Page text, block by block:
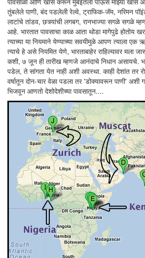
तुंबलेले पाणी, बंद पडलेली रेल्वे, ट्राफिक-जॅम, नरिमन
लाटांचे तांडव, छत्र्यांची लगबग, रानभाज्या सगळे सगळे
आहे. भारतात पावसाचा काळ आता थोडा मागेपुढे होतोय
त्याच्या या नियमाने येण्याच्या सवयीमुळे आपण त्याला
त्याचे हे असे नियमित येणे, भारताबाहेर राहिल्यावर मला
कशी, ७ जून ही तारीख म्हणजे आनंदाचे निधान असायचे.
पडेल, ते सांगता येत नाही अशी अवस्था. काही देशांत तर
वर्षातून दोन-चार वेळा पडला तर 'डोक्यावरून पाणी'
भिजवून आणतो देशोदेशीच्या पावसातून....